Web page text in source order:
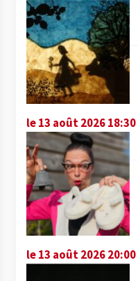
le 13 août 2026 18:30
le 13 août 2026 20:00